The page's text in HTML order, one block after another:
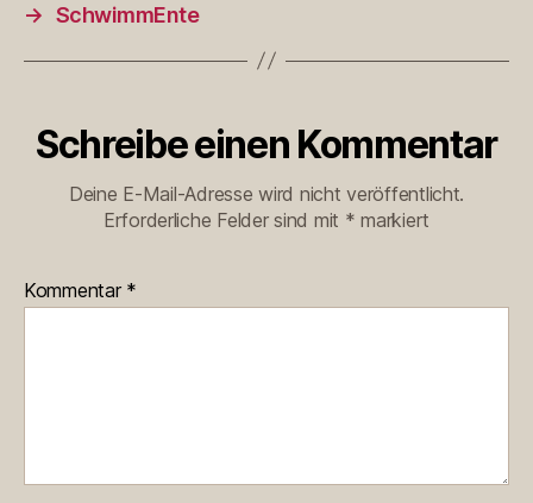
→ SchwimmEnte
Schreibe einen Kommentar
Deine E-Mail-Adresse wird nicht veröffentlicht.
Erforderliche Felder sind mit * markiert
Kommentar *